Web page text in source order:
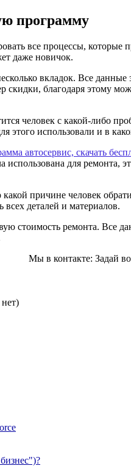
программу
все процессы,
даже новичок.
вкладок. Все
благодаря этому
человек с какой-либо
этого использовали и в
автосервис, скачать
для
какой причине человек
деталей и материалов.
стоимость ремонта. Все
Мы в контакте: Задай